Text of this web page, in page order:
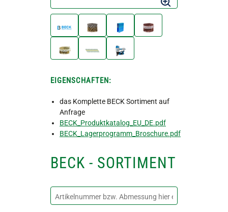
EIGENSCHAFTEN:
das Komplette BECK Sortiment auf
Anfrage
BECK_Produktkatalog_EU_DE.pdf
BECK_Lagerprogramm_Broschure.pdf
BECK - SORTIMENT